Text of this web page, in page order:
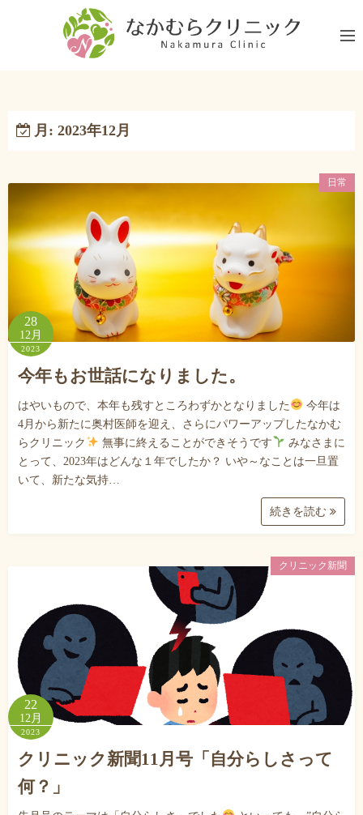
月: 2023年12月
日常
28
12月
2023
今年もお世話になりました。
はやいもので、本年も残すところわずかとなりました
今年は
4月から新たに奥村医師を迎え、さらにパワーアップしたなかむ
らクリニック
無事に終えることができそうです
みなさまに
とって、2023年はどんな１年でしたか？ いや～なことは一旦置
いて、新たな気持…
続きを読む
クリニック新聞
22
12月
2023
クリニック新聞11月号「自分らしさって
何？」